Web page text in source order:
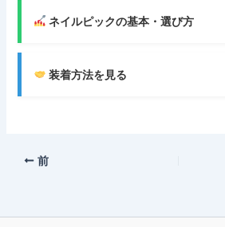
ネイルピックの基本・選び方
装着方法を見る
前